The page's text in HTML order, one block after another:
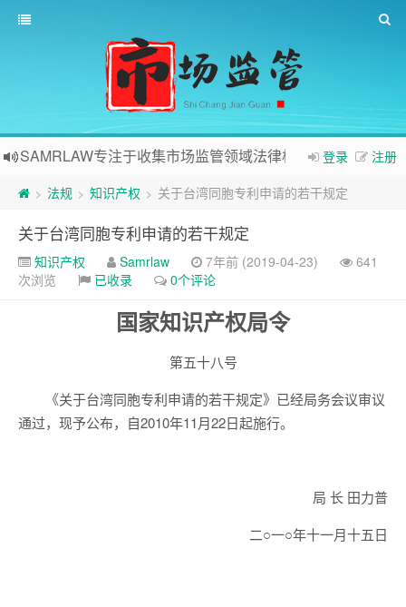
登录 注册
SAMRLAW专注于收集市场监管领域法律相关内容
> 法规 > 知识产权 > 关于台湾同胞专利申请的若干规定
关于台湾同胞专利申请的若干规定
知识产权 Samrlaw 7年前 (2019-04-23)
641
次浏览
已收录 0个评论
国家知识产权局令
第五十八号
《关于台湾同胞专利申请的若干规定》已经局务会议审议
通过，现予公布，自2010年11月22日起施行。
局 长 田力普
二○一○年十一月十五日